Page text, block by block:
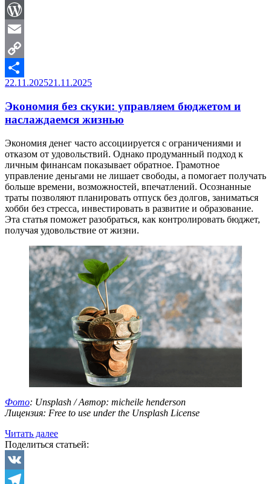
Viber
WordPress
Email
Copy
Link
Отправить
Опубликовано
22.11.202521.11.2025
Экономия без скуки: управляем бюджетом и
наслаждаемся жизнью
Экономия денег часто ассоциируется с ограничениями и
отказом от удовольствий. Однако продуманный подход к
личным финансам показывает обратное. Грамотное
управление деньгами не лишает свободы, а помогает получать
больше времени, возможностей, впечатлений. Осознанные
траты позволяют планировать отпуск без долгов, заниматься
хобби без стресса, инвестировать в развитие и образование.
Эта статья поможет разобраться, как контролировать бюджет,
получая удовольствие от жизни.
Фото: Unsplash / Автор: micheile henderson
Лицензия: Free to use under the Unsplash License
Читать далее«Экономия
без
Поделиться статьей:
VK